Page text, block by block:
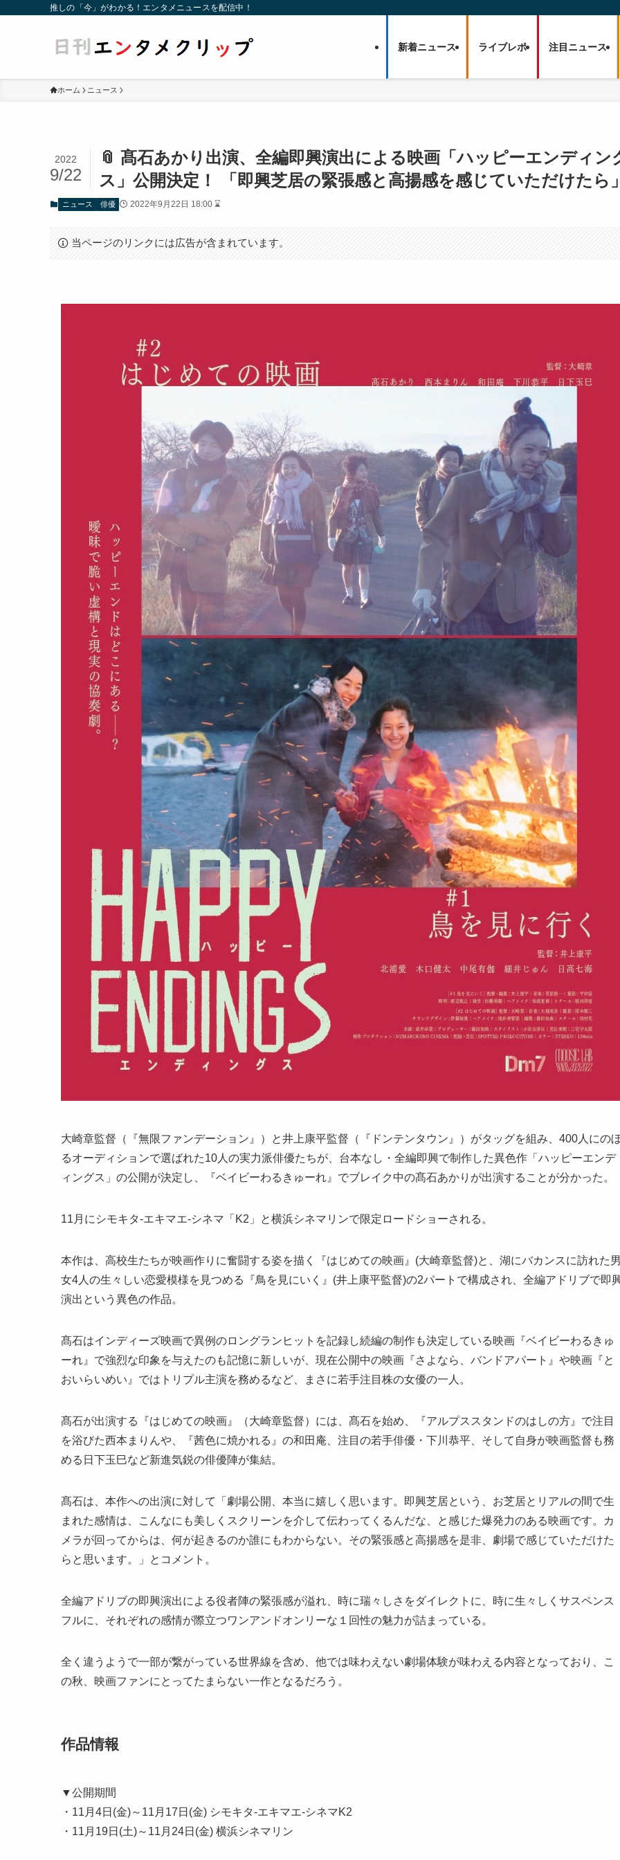
推しの「今」がわかる！エンタメニュースを配信中！
新着ニュース ライブレポ 注目ニュース
ホーム ニュース
📎 髙石あかり出演、全編即興演出による映画「ハッピーエンディン
ス」公開決定！ 「即興芝居の緊張感と高揚感を感じていただけたら
2022
9/22
ニュース 俳優 2022年9月22日 18:00 ⌛
当ページのリンクには広告が含まれています。
大崎章監督（『無限ファンデーション』）と井上康平監督（『ドンテンタウン』）がタッグを組み、400人にの
るオーディションで選ばれた10人の実力派俳優たちが、台本なし・全編即興で制作した異色作「ハッピーエンデ
ィングス」の公開が決定し、『ベイビーわるきゅーれ』でブレイク中の髙石あかりが出演することが分かった。
11月にシモキタ-エキマエ-シネマ「K2」と横浜シネマリンで限定ロードショーされる。
本作は、高校生たちが映画作りに奮闘する姿を描く『はじめての映画』(大崎章監督)と、湖にバカンスに訪れた
女4人の生々しい恋愛模様を見つめる『鳥を見にいく』(井上康平監督)の2パートで構成され、全編アドリブで即
演出という異色の作品。
髙石はインディーズ映画で異例のロングランヒットを記録し続編の制作も決定している映画『ベイビーわるきゅ
ーれ』で強烈な印象を与えたのも記憶に新しいが、現在公開中の映画『さよなら、バンドアパート』や映画『と
おいらいめい』ではトリプル主演を務めるなど、まさに若手注目株の女優の一人。
髙石が出演する『はじめての映画』（大崎章監督）には、髙石を始め、『アルプススタンドのはしの方』で注目
を浴びた西本まりんや、『茜色に焼かれる』の和田庵、注目の若手俳優・下川恭平、そして自身が映画監督も務
める日下玉巳など新進気鋭の俳優陣が集結。
髙石は、本作への出演に対して「劇場公開、本当に嬉しく思います。即興芝居という、お芝居とリアルの間で⽣
まれた感情は、こんなにも美しくスクリーンを介して伝わってくるんだな、と感じた爆発⼒のある映画です。カ
メラが回ってからは、何が起きるのか誰にもわからない。その緊張感と⾼揚感を是⾮、劇場で感じていただけた
らと思います。」とコメント。
全編アドリブの即興演出による役者陣の緊張感が溢れ、時に瑞々しさをダイレクトに、時に生々しくサスペンス
フルに、それぞれの感情が際立つワンアンドオンリーな１回性の魅力が詰まっている。
全く違うようで一部が繋がっている世界線を含め、他では味わえない劇場体験が味わえる内容となっており、こ
の秋、映画ファンにとってたまらない一作となるだろう。
作品情報
▼公開期間
・11月4日(金)～11月17日(金) シモキタ-エキマエ-シネマK2
・11月19日(土)～11月24日(金) 横浜シネマリン